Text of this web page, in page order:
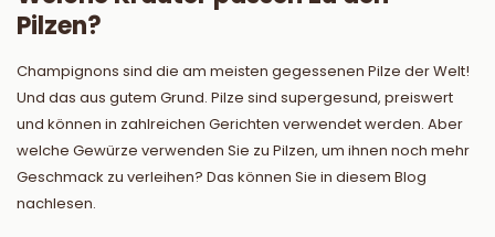
Pilzen?
Champignons sind die am meisten gegessenen Pilze der Welt!
Und das aus gutem Grund. Pilze sind supergesund, preiswert
und können in zahlreichen Gerichten verwendet werden. Aber
welche Gewürze verwenden Sie zu Pilzen, um ihnen noch mehr
Geschmack zu verleihen? Das können Sie in diesem Blog
nachlesen.